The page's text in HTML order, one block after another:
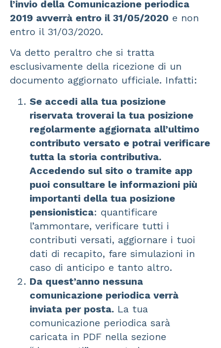
l’invio della Comunicazione periodica
2019 avverrà entro il 31/05/2020 e non
entro il 31/03/2020.
Va detto peraltro che si tratta
esclusivamente della ricezione di un
documento aggiornato ufficiale. Infatti:
Se accedi alla tua posizione
riservata troverai la tua posizione
regolarmente aggiornata all’ultimo
contributo versato e potrai verificare
tutta la storia contributiva.
Accedendo sul sito o tramite app
puoi consultare le informazioni più
importanti della tua posizione
pensionistica: quantificare
l’ammontare, verificare tutti i
contributi versati, aggiornare i tuoi
dati di recapito, fare simulazioni in
caso di anticipo e tanto altro.
Da quest’anno nessuna
comunicazione periodica verrà
inviata per posta. La tua
comunicazione periodica sarà
caricata in PDF nella sezione